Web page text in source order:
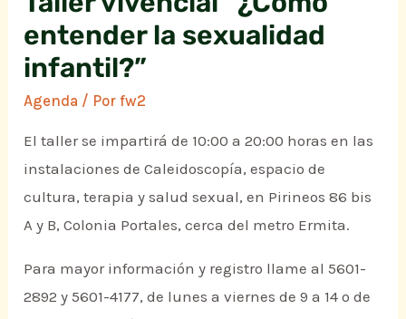
entender la sexualidad
infantil?”
Agenda / Porfw2
El taller se impartirá de 10:00 a 20:00 horas en las
instalaciones de Caleidoscopía, espacio de
cultura, terapia y salud sexual, en Pirineos 86 bis
A y B, Colonia Portales, cerca del metro Ermita.
Para mayor información y registro llame al 5601-
2892 y 5601-4177, de lunes a viernes de 9 a 14 o de